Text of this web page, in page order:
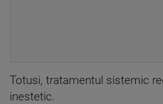
Totusi, tratamentul sistemic
inestetic.